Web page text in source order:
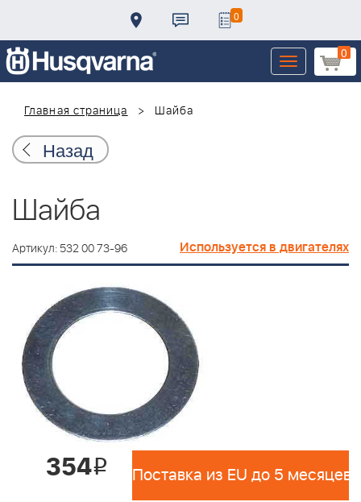
0
0
Toggle
navigation
Главная страница
Шайба
Назад
Шайба
Артикул: 532 00 73-96 Используется в двигателях
354i Поставка из EU до 5 месяцев